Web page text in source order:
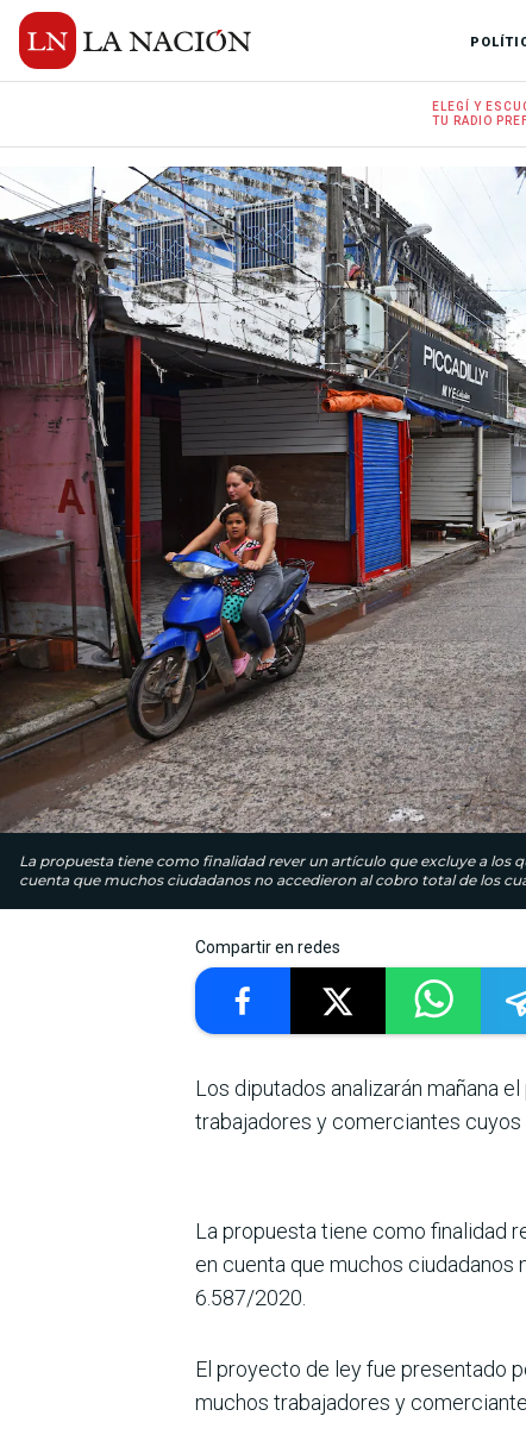
ELEGÍ Y
TU RADIO
La propuesta tiene como finalidad rever un artículo que excluye a los
cuenta que muchos ciudadanos no accedieron al cobro total de los
Compartir en redes
Los diputados analizarán mañana
trabajadores y comerciantes cuyos
La propuesta tiene como finalidad
en cuenta que muchos
6.587/2020.
El proyecto de ley fue presentado
muchos trabajadores y